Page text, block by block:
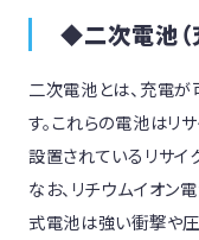
◆二次電池（
二次電池とは、充電が
す。これらの電池はリ
設置されているリサイ
なお、リチウムイオン
式電池は強い衝撃や